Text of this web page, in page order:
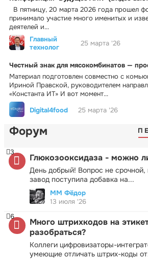
В пятницу, 20 марта 2026 года прошел
принимало участие много именитых и
деятелей и...
Главный
технолог
25 марта '26
Честный знак для мясокомбинатов —
Материал подготовлен совместно с
Ириной Правской, руководителем
«Константа ИТ» И вот момент...
Digital4food
25 марта '26
Форум
Глюкозооксидаза - можно
День добрый! Вопрос не срочной,
завод поступила добавка на...
3
ММ Фёдор
13 июля '26
Много штрихкодов на
разобраться?
Коллеги цифровизаторы-
умеющие отличать штрих-коды
6